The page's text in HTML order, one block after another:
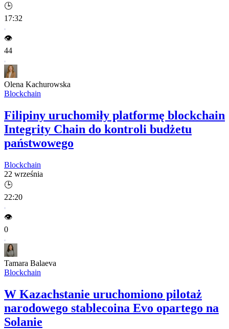
🕒
17:32
👁️
44
Olena Kachurowska
Blockchain
Filipiny uruchomiły platformę blockchain
Integrity Chain do kontroli budżetu
państwowego
Blockchain
22 września
🕒
22:20
👁️
0
Tamara Balaeva
Blockchain
W Kazachstanie uruchomiono pilotaż
narodowego stablecoina Evo opartego na
Solanie